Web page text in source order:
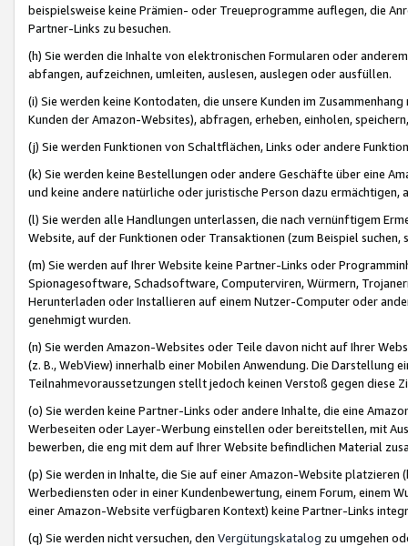
beispielsweise keine Prämien- oder Treueprogramme auflegen, die
Partner-Links zu besuchen.
(h) Sie werden die Inhalte von elektronischen Formularen oder
abfangen, aufzeichnen, umleiten, auslesen, auslegen oder ausfüllen.
(i) Sie werden keine Kontodaten, die unsere Kunden im
Kunden der Amazon-Websites), abfragen, erheben, einholen,
(j) Sie werden Funktionen von Schaltflächen, Links oder andere
(k) Sie werden keine Bestellungen oder andere Geschäfte über eine
und keine andere natürliche oder juristische Person dazu
(l) Sie werden alle Handlungen unterlassen, die nach vernünftigem
Website, auf der Funktionen oder Transaktionen (zum Beispiel
(m) Sie werden auf Ihrer Website keine Partner-Links oder
Spionagesoftware, Schadsoftware, Computerviren, Würmern,
Herunterladen oder Installieren auf einem Nutzer-Computer oder
genehmigt wurden.
(n) Sie werden Amazon-Websites oder Teile davon nicht auf Ihrer
(z. B., WebView) innerhalb einer Mobilen Anwendung. Die Darstellung
Teilnahmevoraussetzungen stellt jedoch keinen Verstoß gegen diese
(o) Sie werden keine Partner-Links oder andere Inhalte, die eine
Werbeseiten oder Layer-Werbung einstellen oder bereitstellen, mit
bewerben, die eng mit dem auf Ihrer Website befindlichen Material
(p) Sie werden in Inhalte, die Sie auf einer Amazon-Website
Werbediensten oder in einer Kundenbewertung, einem Forum, einem
einer Amazon-Website verfügbaren Kontext) keine Partner-Links
(q) Sie werden nicht versuchen, den Vergütungskatalog zu umgehen